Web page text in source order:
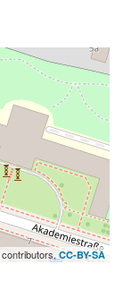
contributors, CC-BY-SA